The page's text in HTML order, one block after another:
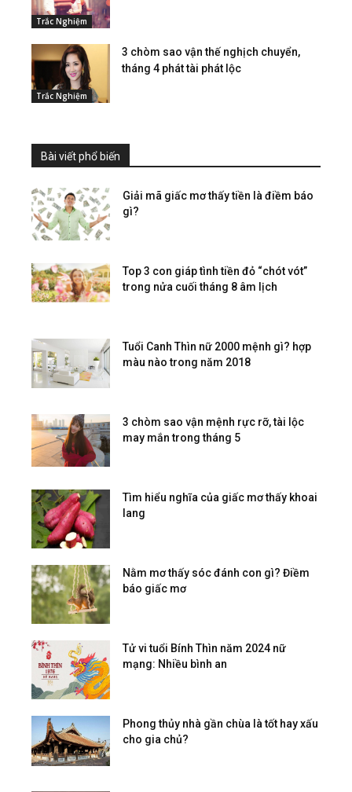
Trắc Nghiệm
Trắc Nghiệm
3 chòm sao vận thế nghịch chuyển,
tháng 4 phát tài phát lộc
Bài viết phổ biến
Giải mã giấc mơ thấy tiền là điềm báo
gì?
Top 3 con giáp tình tiền đỏ “chót vót”
trong nửa cuối tháng 8 âm lịch
Tuổi Canh Thìn nữ 2000 mệnh gì? hợp
màu nào trong năm 2018
3 chòm sao vận mệnh rực rỡ, tài lộc
may mắn trong tháng 5
Tìm hiểu nghĩa của giấc mơ thấy khoai
lang
Nằm mơ thấy sóc đánh con gì? Điềm
báo giấc mơ
Tử vi tuổi Bính Thìn năm 2024 nữ
mạng: Nhiều bình an
Phong thủy nhà gần chùa là tốt hay xấu
cho gia chủ?